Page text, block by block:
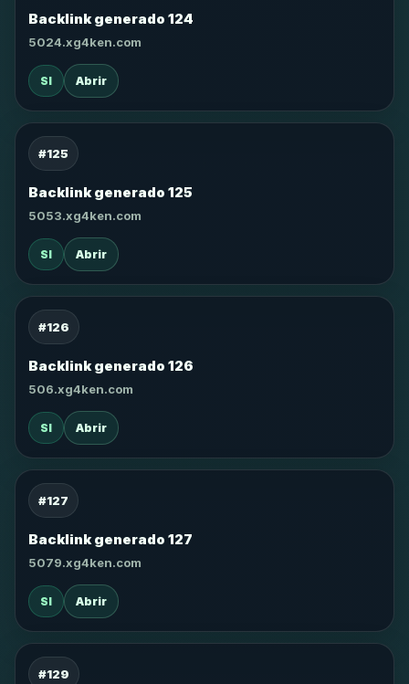
Backlink generado 124
5024.xg4ken.com
SI Abrir
#125
Backlink generado 125
5053.xg4ken.com
SI Abrir
#126
Backlink generado 126
506.xg4ken.com
SI Abrir
#127
Backlink generado 127
5079.xg4ken.com
SI Abrir
#129